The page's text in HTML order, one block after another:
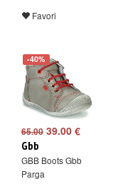
Favori
-40%
65.00 39.00 €
Gbb
GBB Boots Gbb
Parga